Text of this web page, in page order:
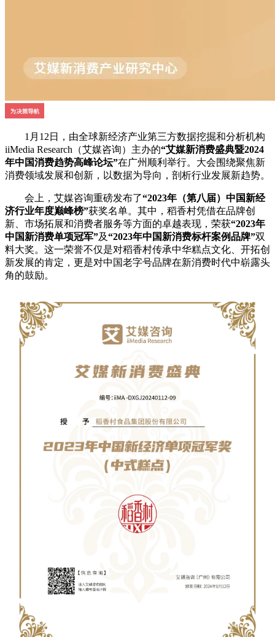
1月12日，由全球新经济产业第三方数据挖掘和分析机构
iiMedia Research（艾媒咨询）主办的“艾媒新消费盛典暨2024
年中国消费趋势高峰论坛”在广州顺利举行。大会围绕聚焦新
消费领域发展和创新，以数据为导向，剖析行业发展新趋势。
会上，艾媒咨询重磅发布了“2023年（第八届）中国新经
济行业年度巅峰榜”获奖名单。其中，稻香村凭借在品牌创
新、市场拓展和消费者服务等方面的卓越表现，荣获“2023年
中国新消费单项冠军”及“2023年中国新消费标杆案例品牌”双
料大奖。这一荣誉不仅是对稻香村传承中华糕点文化、开拓创
新发展的肯定，更是对中国老字号品牌在新消费时代中崭露头
角的鼓励。